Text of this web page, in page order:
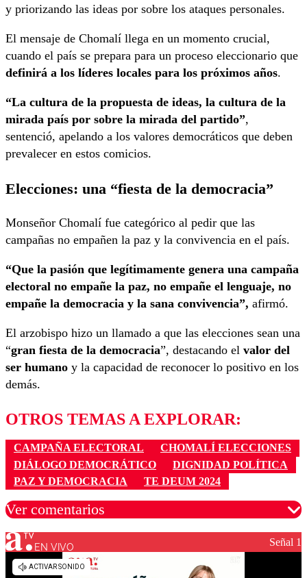
y priorizando las ideas por sobre los ataques personales.
El mensaje de Chomalí llega en un momento crucial,
cuando el país se prepara para un proceso eleccionario que
definirá a los líderes locales para los próximos años.
“La cultura de la propuesta de ideas, la cultura de la
mirada país por sobre la mirada del partido”,
sentenció, apelando a los valores democráticos que deben
prevalecer en estos comicios.
Elecciones: una “fiesta de la democracia”
Monseñor Chomalí fue categórico al pedir que las
campañas no empañen la paz y la convivencia en el país.
“Que la pasión que legítimamente genera una campaña
electoral no empañe la paz, no empañe el lenguaje, no
empañe la democracia y la sana convivencia”, afirmó.
El arzobispo hizo un llamado a que las elecciones sean una
“gran fiesta de la democracia”, destacando el valor del
ser humano y la capacidad de reconocer lo positivo en los
demás.
OTROS TEMAS A EXPLORAR:
CAMPAÑA ELECTORAL
CHOMALÍ ELECCIONES
DIÁLOGO DEMOCRÁTICO
DIGNIDAD POLÍTICA
PAZ Y DEMOCRACIA
TE DEUM 2024
Ver comentarios
Los comentarios son moderados para garantizar un
diálogo respetuoso.
EN VIVO Señal 1